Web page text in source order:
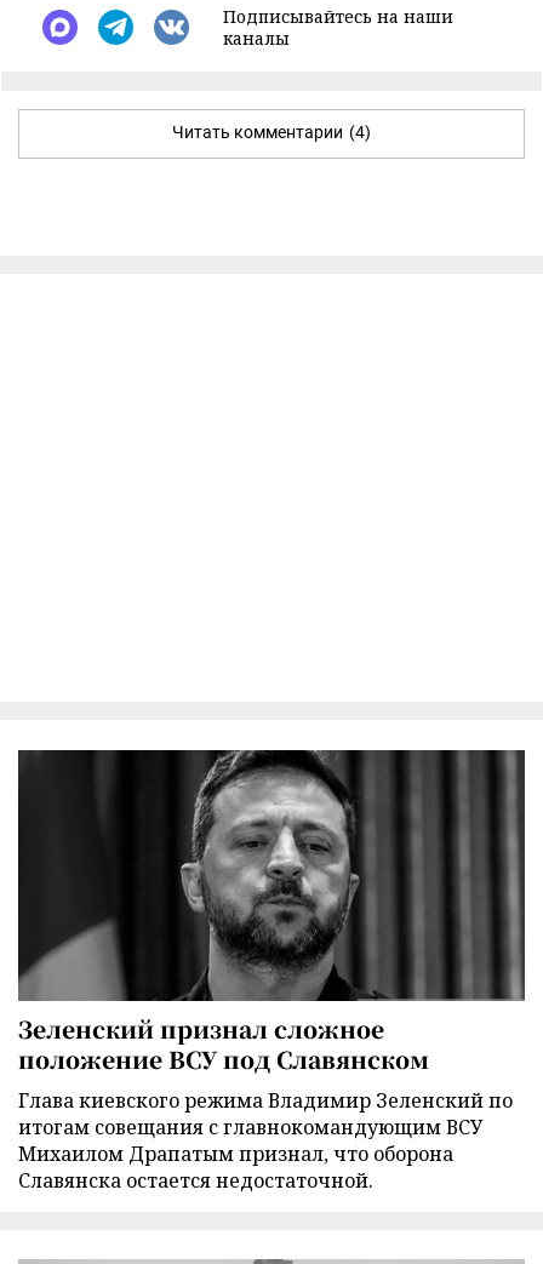
Подписывайтесь на наши
каналы
Читать комментарии (4)
Зеленский признал сложное
положение ВСУ под Славянском
Глава киевского режима Владимир Зеленский по
итогам совещания с главнокомандующим ВСУ
Михаилом Драпатым признал, что оборона
Славянска остается недостаточной.